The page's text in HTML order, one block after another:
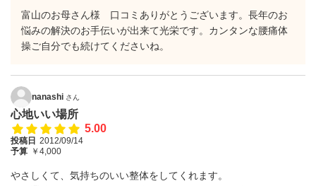
富山のお母さん様 口コミありがとうございます。長年のお
悩みの解決のお手伝いが出来て光栄です。カンタンな腰痛体
操ご自分でも続けてくださいね。
nanashi さん
心地いい場所
5.00
投稿日 2012/09/14
予算 ￥4,000
やさしくて、気持ちのいい整体をしてくれます。